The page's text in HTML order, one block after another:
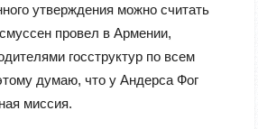
утверждения можно считать
провел в Армении,
госструктур по всем
думаю, что у Андерса Фог
миссия.